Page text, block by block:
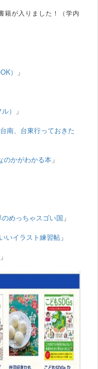
籍が入りました！（学内
）
」
）
」
南、台東行っておきた
のかがわかる本 」
めっちゃスゴい国 」
いイラスト練習帖 」
」